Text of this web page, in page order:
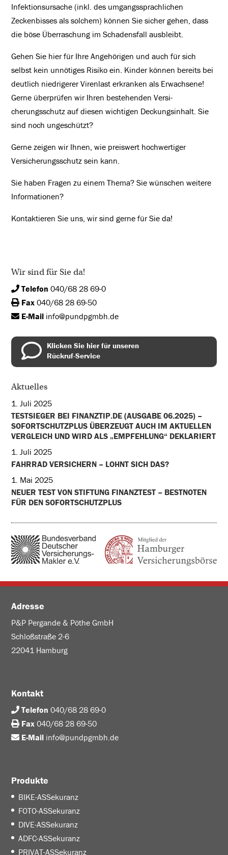
Infektionsursache (inkl. des umgangssprachlichen
Zeckenbisses als solchem) können Sie sicher gehen, dass
die böse Überraschung im Schadensfall ausbleibt.
Gehen Sie hier für Ihre Angehörigen und auch für sich
selbst kein unnötiges Risiko ein. Kinder können bereits bei
deutlich niedrigerer Virenlast erkranken als Erwachsene!
Gerne überprüfen wir Ihren bestehenden Versi-
cherungsschutz auf diesen wichtigen Deckungsinhalt. Sie
sind noch ungeschützt?
Gerne zeigen wir Ihnen, wie preiswert hochwertiger
Versicherungsschutz sein kann.
Sie haben Fragen zu einem Thema? Sie wünschen weitere
Informationen?
Kontaktieren Sie uns, wir sind gerne für Sie da!
Wir sind für Sie da!
Telefon 040/68 28 69-0
Fax 040/68 28 69-50
E-Mail info@pundpgmbh.de
Klicken Sie hier für unseren
Rückruf-Service
Aktuelles
1. Juli 2025
TESTSIEGER BEI FINANZTIP.DE (AUSGABE 06.2025) –
SOFORTSCHUTZPLUS ÜBERZEUGT AUCH IM AKTUELLEN
VERGLEICH UND WIRD ALS „EMPFEHLUNG“ DEKLARIERT
1. Juli 2025
FAHRRAD VERSICHERN – LOHNT SICH DAS?
1. Mai 2025
NEUER TEST VON STIFTUNG FINANZTEST – BESTNOTEN
FÜR DEN SOFORTSCHUTZPLUS
Adresse
P&P Pergande & Pöthe GmbH
Schloßstraße 2-6
22041 Hamburg
Kontakt
Telefon 040/68 28 69-0
Fax 040/68 28 69-50
E-Mail info@pundpgmbh.de
Produkte
BIKE-ASSekuranz
FOTO-ASSekuranz
DIVE-ASSekuranz
ADFC-ASSekuranz
PRIVAT-ASSekuranz